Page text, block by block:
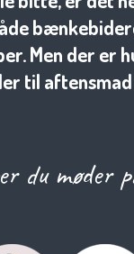
Men der er
til aftensmad
du møder